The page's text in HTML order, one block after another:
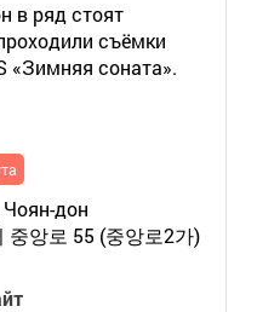
в ряд стоят
съёмки
«Зимняя соната».
Чоян-дон
중앙로 55 (중앙로2가)